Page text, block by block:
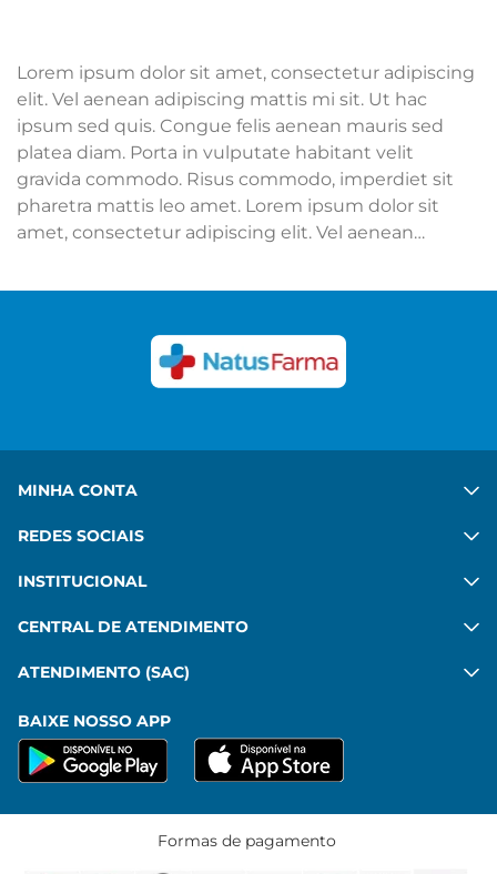
Lorem ipsum dolor sit amet, consectetur adipiscing
elit. Vel aenean adipiscing mattis mi sit. Ut hac
ipsum sed quis. Congue felis aenean mauris sed
platea diam. Porta in vulputate habitant velit
gravida commodo. Risus commodo, imperdiet sit
pharetra mattis leo amet. Lorem ipsum dolor sit
amet, consectetur adipiscing elit. Vel aenean
Congue felis aenean mauris sed platea diam. Porta
commodo, imperdiet sit pharetra mattis leo amet.
MINHA CONTA
REDES SOCIAIS
INSTITUCIONAL
CENTRAL DE ATENDIMENTO
ATENDIMENTO (SAC)
BAIXE NOSSO APP
Formas de pagamento